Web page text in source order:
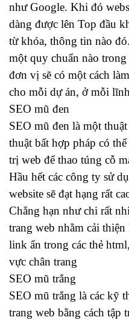
như Google. Khi đó
dàng được lên Top đầu
từ khóa, thông tin nào
một quy chuẩn nào
đơn vị sẽ có một cách
cho mỗi dự án, ở mỗi
SEO mũ đen
SEO mũ đen là một
thuật bất hợp pháp có
trị web để thao túng cỗ
Hầu hết các công ty sử
website sẽ đạt hạng rất
Chẳng hạn như chi rất
trang web nhằm cải
link ẩn trong các thẻ
vực chân trang
SEO mũ trắng
SEO mũ trắng là các kỹ
trang web bằng cách tập